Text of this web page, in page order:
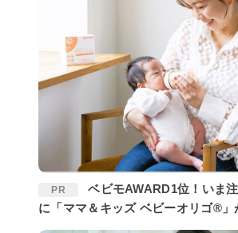
PR
ベビモAWARD1位！いま注目の〈赤ちゃん腸活〉
に「ママ＆キッズ ベビーオリゴ®」